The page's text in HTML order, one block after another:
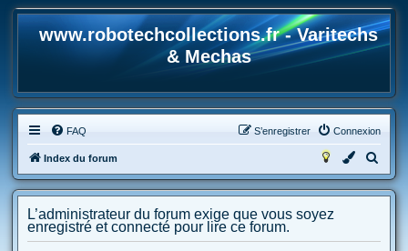
www.robotechcollections.fr - Varitechs
& Mechas
FAQ Connexion
S’enregistrer
Index du forum
e
e
L’administrateur du forum exige que vous soyez
enregistré et connecté pour lire ce forum.